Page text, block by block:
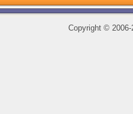
Copyright ©